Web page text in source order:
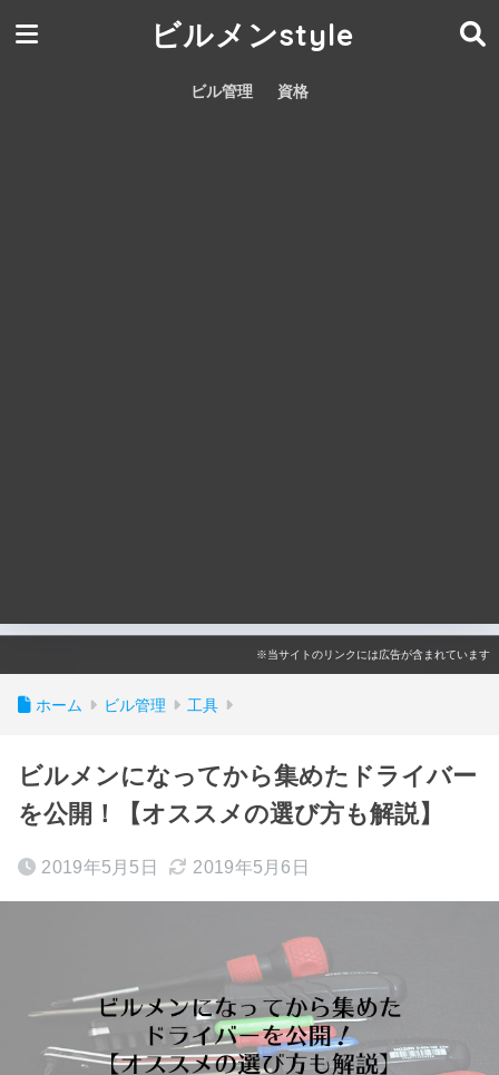
ビルメンstyle
ビル管理 資格
※当サイトのリンクには広告が含まれています
ホーム ビル管理 工具
ビルメンになってから集めたドライバー
を公開！【オススメの選び方も解説】
2019年5月5日 2019年5月6日